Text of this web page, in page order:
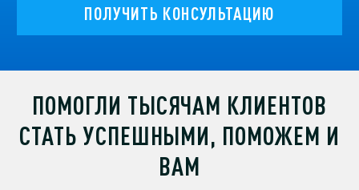
ПОЛУЧИТЬ КОНСУЛЬТАЦИЮ
ПОМОГЛИ ТЫСЯЧАМ КЛИЕНТОВ
СТАТЬ УСПЕШНЫМИ, ПОМОЖЕМ И
ВАМ